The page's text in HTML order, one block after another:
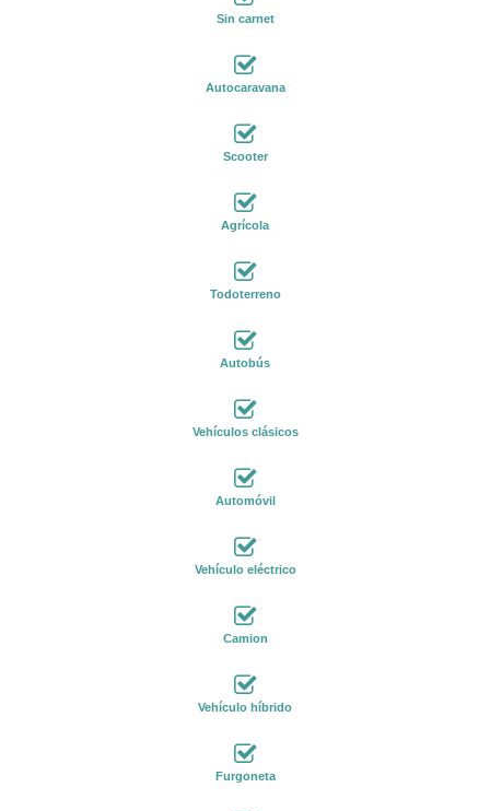
Sin carnet
Autocaravana
Scooter
Agrícola
Todoterreno
Autobús
Vehículos clásicos
Automóvil
Vehículo eléctrico
Camion
Vehículo híbrido
Furgoneta